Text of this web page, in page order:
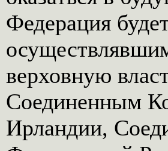
Федерация
верховную
Соединенным
Ирландии,